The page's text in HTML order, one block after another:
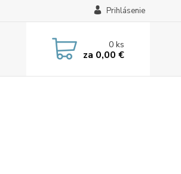
Prihlásenie
0ks
za 0,00 €